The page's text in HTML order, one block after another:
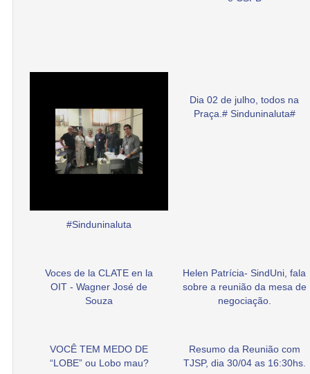
#Sinduninaluta
Dia 02 de julho, todos na
Praça.# Sinduninaluta#
Voces de la CLATE en la
OIT - Wagner José de
Souza
Helen Patrícia- SindUni, fala
sobre a reunião da mesa de
negociação.
VOCÊ TEM MEDO DE
“LOBE” ou Lobo mau?
Resumo da Reunião com
TJSP, dia 30/04 as 16:30hs.